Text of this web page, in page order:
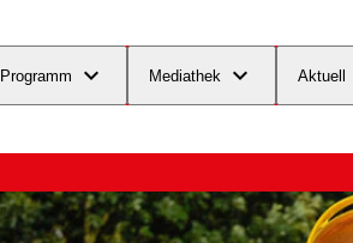
Programm Mediathek Aktuell